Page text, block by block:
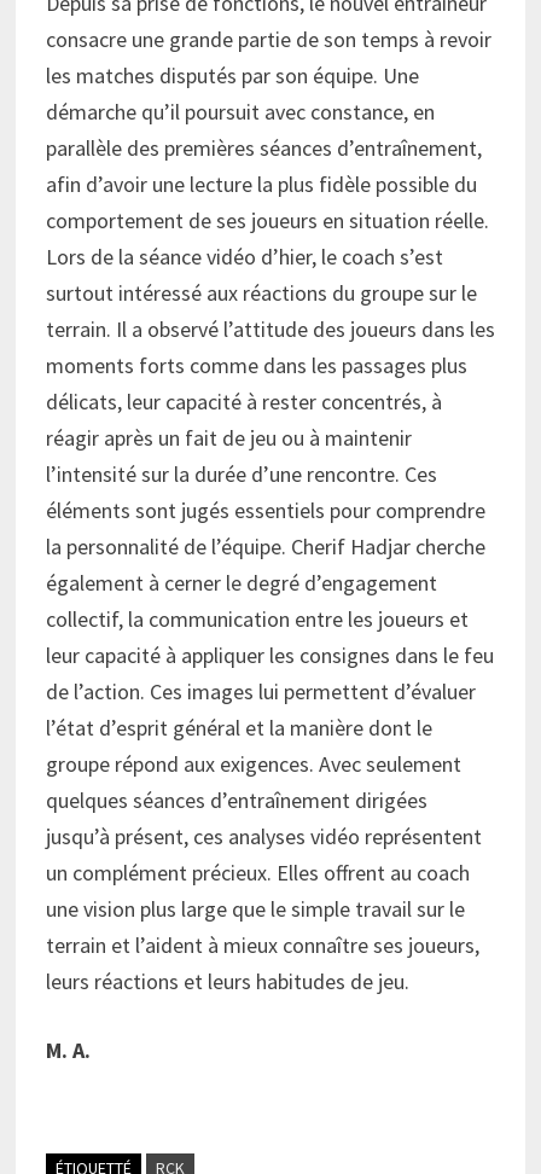
consacre une grande partie de son temps à revoir
les matches disputés par son équipe. Une
démarche qu’il poursuit avec constance, en
parallèle des premières séances d’entraînement,
afin d’avoir une lecture la plus fidèle possible du
comportement de ses joueurs en situation réelle.
Lors de la séance vidéo d’hier, le coach s’est
surtout intéressé aux réactions du groupe sur le
terrain. Il a observé l’attitude des joueurs dans les
moments forts comme dans les passages plus
délicats, leur capacité à rester concentrés, à
réagir après un fait de jeu ou à maintenir
l’intensité sur la durée d’une rencontre. Ces
éléments sont jugés essentiels pour comprendre
la personnalité de l’équipe. Cherif Hadjar cherche
également à cerner le degré d’engagement
collectif, la communication entre les joueurs et
leur capacité à appliquer les consignes dans le feu
de l’action. Ces images lui permettent d’évaluer
l’état d’esprit général et la manière dont le
groupe répond aux exigences. Avec seulement
quelques séances d’entraînement dirigées
jusqu’à présent, ces analyses vidéo représentent
un complément précieux. Elles offrent au coach
une vision plus large que le simple travail sur le
terrain et l’aident à mieux connaître ses joueurs,
leurs réactions et leurs habitudes de jeu.
M. A.
ÉTIQUETTÉ RCK